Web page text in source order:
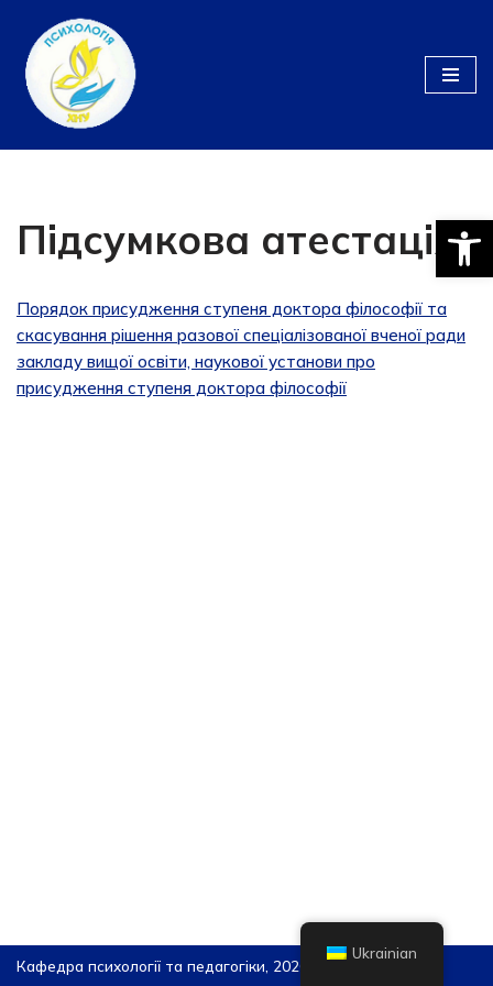
Перейти
до
вмісту
Підсумкова атестація
Порядок присудження ступеня доктора фiлософiї та
скасування рішення разової спеціалізованої вченої ради
закладу вищої освіти, наукової установи про
присудження ступеня доктора філософії
Кафедра психології та педагогіки, 2026
Ukrainian